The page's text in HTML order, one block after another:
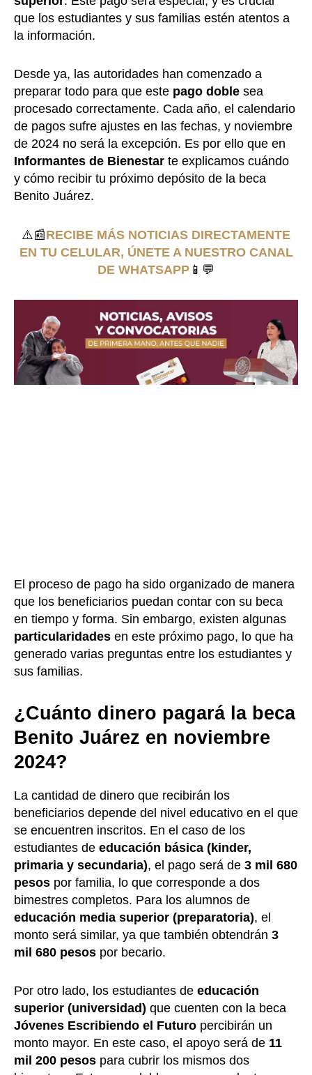
que los estudiantes y sus familias estén atentos a
la información.
Desde ya, las autoridades han comenzado a
preparar todo para que este pago doble sea
procesado correctamente. Cada año, el calendario
de pagos sufre ajustes en las fechas, y noviembre
de 2024 no será la excepción. Es por ello que en
Informantes de Bienestar te explicamos cuándo
y cómo recibir tu próximo depósito de la beca
Benito Juárez.
⚠️📰RECIBE MÁS NOTICIAS DIRECTAMENTE
EN TU CELULAR, ÚNETE A NUESTRO CANAL
DE WHATSAPP 📱💬
El proceso de pago ha sido organizado de manera
que los beneficiarios puedan contar con su beca
en tiempo y forma. Sin embargo, existen algunas
particularidades en este próximo pago, lo que ha
generado varias preguntas entre los estudiantes y
sus familias.
¿Cuánto dinero pagará la beca
Benito Juárez en noviembre
2024?
La cantidad de dinero que recibirán los
beneficiarios depende del nivel educativo en el que
se encuentren inscritos. En el caso de los
estudiantes de educación básica (kinder,
primaria y secundaria), el pago será de 3 mil 680
pesos por familia, lo que corresponde a dos
bimestres completos. Para los alumnos de
educación media superior (preparatoria), el
monto será similar, ya que también obtendrán 3
mil 680 pesos por becario.
Por otro lado, los estudiantes de educación
superior (universidad) que cuenten con la beca
Jóvenes Escribiendo el Futuro percibirán un
monto mayor. En este caso, el apoyo será de 11
mil 200 pesos para cubrir los mismos dos